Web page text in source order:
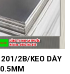
0.5MM